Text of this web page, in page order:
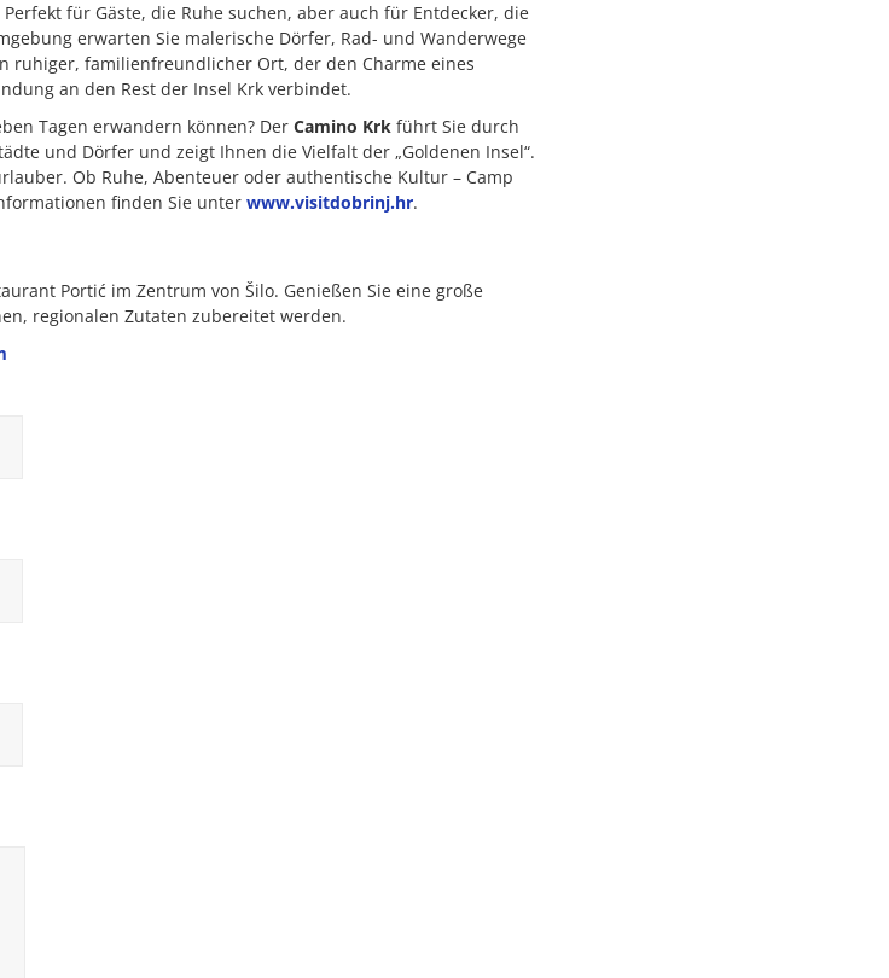
für Gäste, die Ruhe suchen, aber auch für Entdecker, die
erwarten Sie malerische Dörfer, Rad- und Wanderwege
ruhiger, familienfreundlicher Ort, der den Charme eines
an den Rest der Insel Krk verbindet.
Tagen erwandern können? Der Camino Krk führt Sie durch
und Dörfer und zeigt Ihnen die Vielfalt der „Goldenen Insel“.
Ob Ruhe, Abenteuer oder authentische Kultur – Camp
finden Sie unter www.visitdobrinj.hr.
Portić im Zentrum von Šilo. Genießen Sie eine große
regionalen Zutaten zubereitet werden.